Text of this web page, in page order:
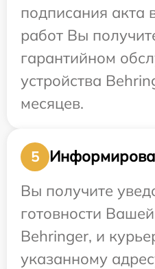
подписания акта
работ Вы
гарантийном
устройства
месяцев.
5
Вы получите
готовности
Behringer, и
указанному